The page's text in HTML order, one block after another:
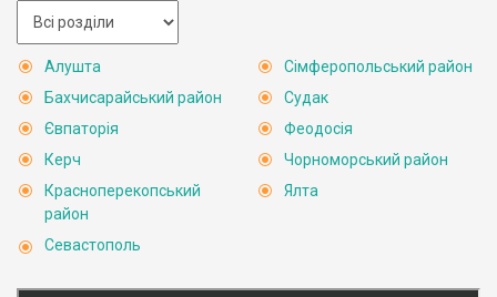
Алушта
Бахчисарайський район
Євпаторія
Керч
Красноперекопський
район
Севастополь
Сімферопольський район
Судак
Феодосія
Чорноморський район
Ялта